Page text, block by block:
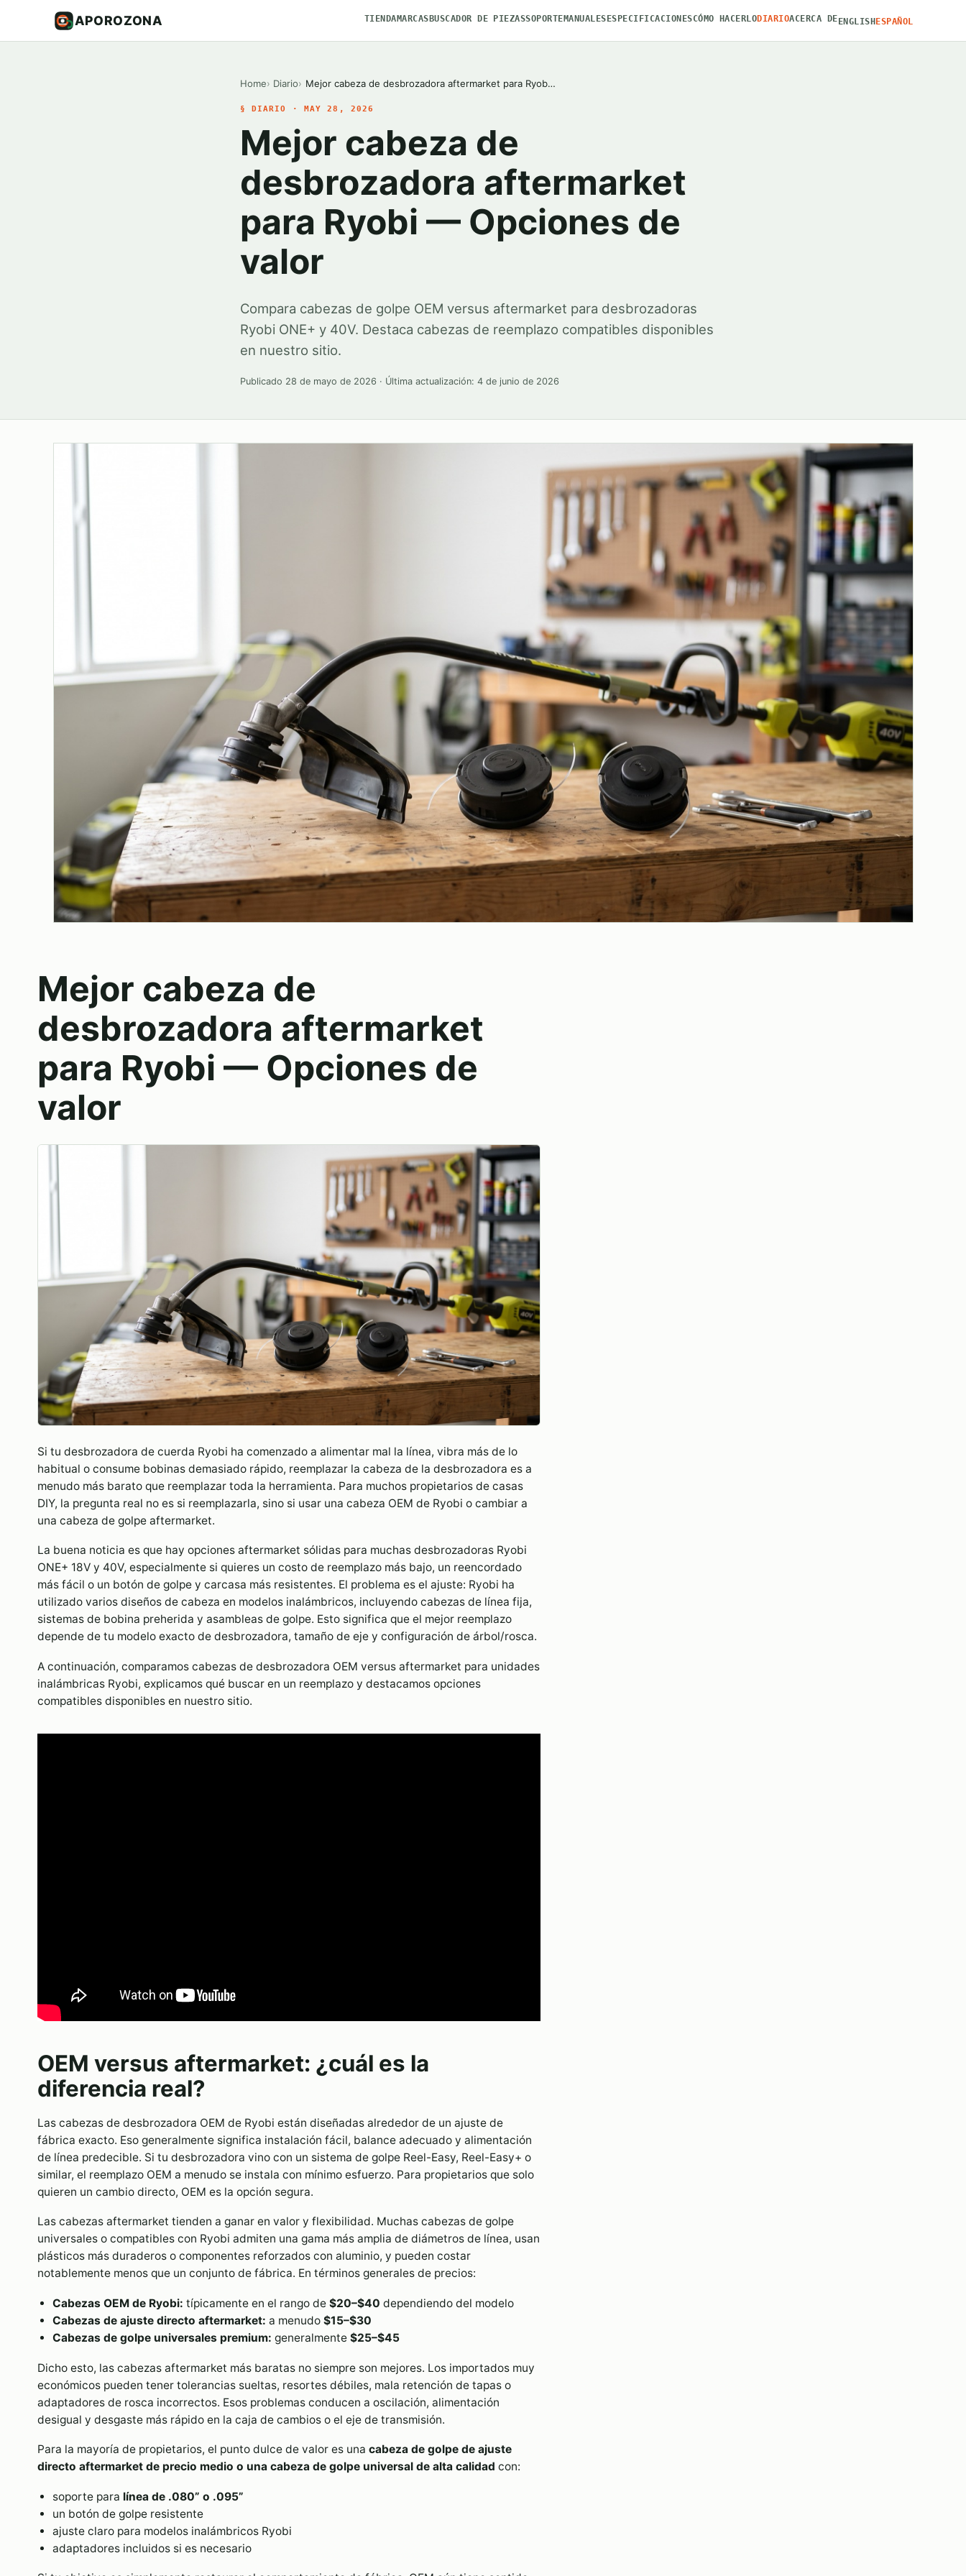
APOROZONA TIENDAMARCASBUSCADOR DE PIEZASSOPORTEMANUALESESPECIFICACIONESCÓMO HACERLODIARIOACERCA DEENGLISHESPAÑOL
Home Diario Mejor cabeza de desbrozadora aftermarket para Ryob…
§ DIARIO · MAY 28, 2026
Mejor cabeza de
desbrozadora aftermarket
para Ryobi — Opciones de
valor
Compara cabezas de golpe OEM versus aftermarket para desbrozadoras
Ryobi ONE+ y 40V. Destaca cabezas de reemplazo compatibles disponibles
en nuestro sitio.
Publicado 28 de mayo de 2026 · Última actualización: 4 de junio de 2026
Mejor cabeza de
desbrozadora aftermarket
para Ryobi — Opciones de
valor
Si tu desbrozadora de cuerda Ryobi ha comenzado a alimentar mal la línea, vibra más de lo
habitual o consume bobinas demasiado rápido, reemplazar la cabeza de la desbrozadora es a
menudo más barato que reemplazar toda la herramienta. Para muchos propietarios de casas
DIY, la pregunta real no es si reemplazarla, sino si usar una cabeza OEM de Ryobi o cambiar a
una cabeza de golpe aftermarket.
La buena noticia es que hay opciones aftermarket sólidas para muchas desbrozadoras Ryobi
ONE+ 18V y 40V, especialmente si quieres un costo de reemplazo más bajo, un reencordado
más fácil o un botón de golpe y carcasa más resistentes. El problema es el ajuste: Ryobi ha
utilizado varios diseños de cabeza en modelos inalámbricos, incluyendo cabezas de línea fija,
sistemas de bobina preherida y asambleas de golpe. Esto significa que el mejor reemplazo
depende de tu modelo exacto de desbrozadora, tamaño de eje y configuración de árbol/rosca.
A continuación, comparamos cabezas de desbrozadora OEM versus aftermarket para unidades
inalámbricas Ryobi, explicamos qué buscar en un reemplazo y destacamos opciones
compatibles disponibles en nuestro sitio.
OEM versus aftermarket: ¿cuál es la
diferencia real?
Las cabezas de desbrozadora OEM de Ryobi están diseñadas alrededor de un ajuste de
fábrica exacto. Eso generalmente significa instalación fácil, balance adecuado y alimentación
de línea predecible. Si tu desbrozadora vino con un sistema de golpe Reel-Easy, Reel-Easy+ o
similar, el reemplazo OEM a menudo se instala con mínimo esfuerzo. Para propietarios que solo
quieren un cambio directo, OEM es la opción segura.
Las cabezas aftermarket tienden a ganar en valor y flexibilidad. Muchas cabezas de golpe
universales o compatibles con Ryobi admiten una gama más amplia de diámetros de línea, usan
plásticos más duraderos o componentes reforzados con aluminio, y pueden costar
notablemente menos que un conjunto de fábrica. En términos generales de precios:
Cabezas OEM de Ryobi: típicamente en el rango de $20–$40 dependiendo del modelo
Cabezas de ajuste directo aftermarket: a menudo $15–$30
Cabezas de golpe universales premium: generalmente $25–$45
Dicho esto, las cabezas aftermarket más baratas no siempre son mejores. Los importados muy
económicos pueden tener tolerancias sueltas, resortes débiles, mala retención de tapas o
adaptadores de rosca incorrectos. Esos problemas conducen a oscilación, alimentación
desigual y desgaste más rápido en la caja de cambios o el eje de transmisión.
Para la mayoría de propietarios, el punto dulce de valor es una cabeza de golpe de ajuste
directo aftermarket de precio medio o una cabeza de golpe universal de alta calidad con:
soporte para línea de .080” o .095”
un botón de golpe resistente
ajuste claro para modelos inalámbricos Ryobi
adaptadores incluidos si es necesario